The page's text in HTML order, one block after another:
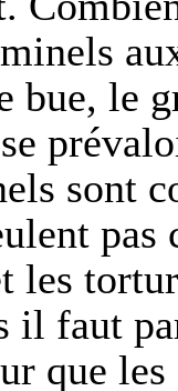
bue, le
sont
les
il faut
que